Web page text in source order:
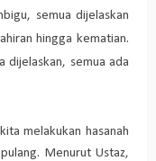
semua dijelaskan
hingga kematian.
dijelaskan, semua ada
melakukan hasanah
Menurut Ustaz,